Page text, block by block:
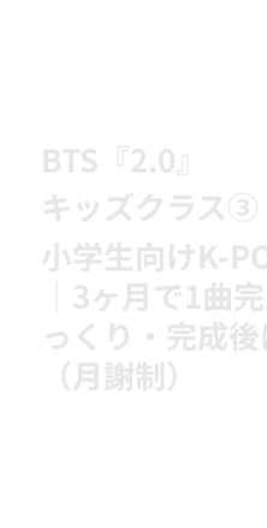
BTS『2.0』
キッズクラス③
小学生向けK-
｜3ヶ月で1曲
っくり・完成
（月謝制）